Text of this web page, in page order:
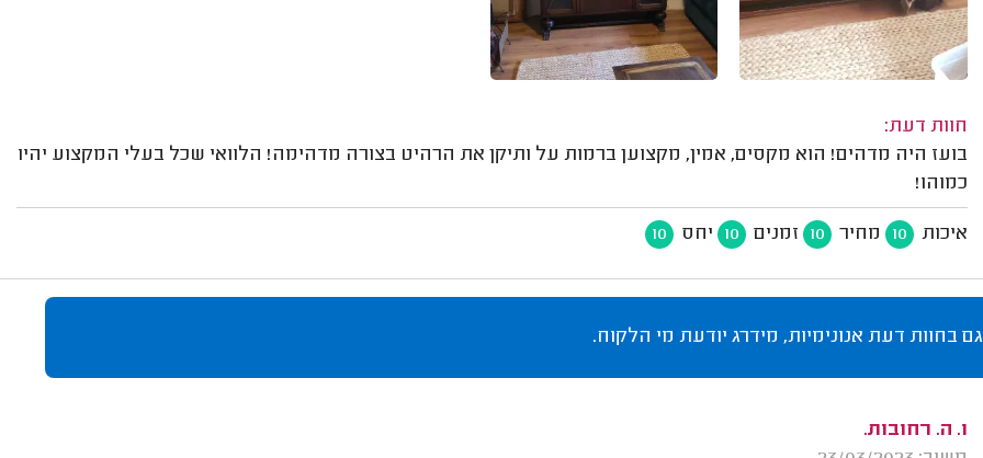
חוות דעת:
בועז היה מדהים! הוא מקסים, אמין, מקצוען ברמות על ותיקן את הרהיט בצורה מדהימה! הלוואי שכל בעלי המקצוע יהיו
כמוהו!
איכות 10 מחיר 10 זמנים 10 יחס 10
גם בחוות דעת אנונימיות, מידרג יודעת מי הלקוח.
ו. ה. רחובות.